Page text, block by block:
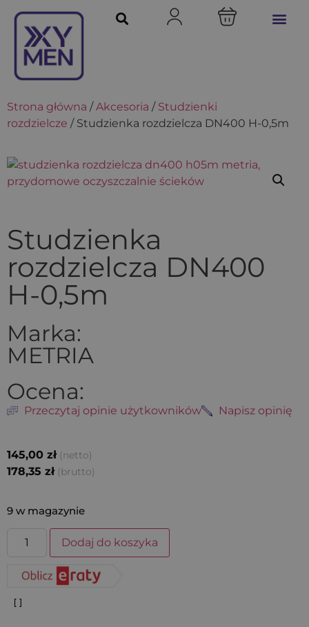
Strona główna /Akcesoria / Studzienki
rozdzielcze / Studzienka rozdzielcza DN400 H-0,5m
Studzienka
rozdzielcza DN400
H-0,5m
Marka:
METRIA
Ocena:
Przeczytaj opinie użytkowników Napisz opinię
145,00 zł (netto)
178,35 zł (brutto)
9 w magazynie
Dodaj do koszyka